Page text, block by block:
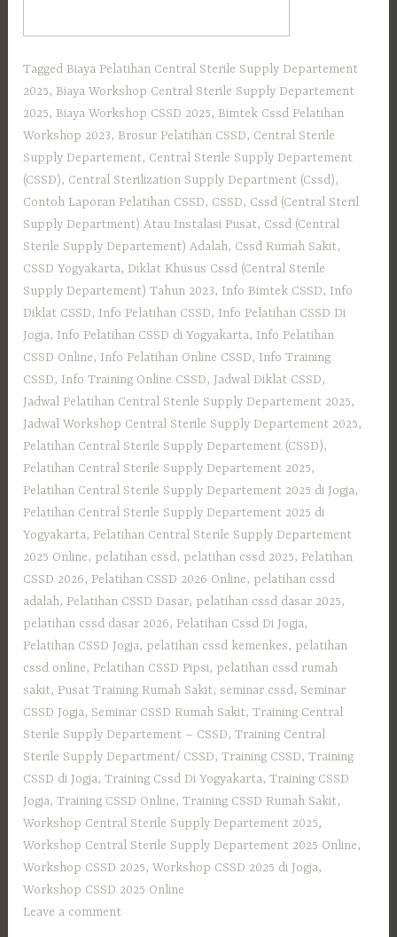
Tagged Biaya Pelatihan Central Sterile Supply Departement
2025, Biaya Workshop Central Sterile Supply Departement
2025, Biaya Workshop CSSD 2025, Bimtek Cssd Pelatihan
Workshop 2023, Brosur Pelatihan CSSD, Central Sterile
Supply Departement, Central Sterile Supply Departement
(CSSD), Central Sterilization Supply Department (Cssd),
Contoh Laporan Pelatihan CSSD, CSSD, Cssd (Central Steril
Supply Department) Atau Instalasi Pusat, Cssd (Central
Sterile Supply Departement) Adalah, Cssd Rumah Sakit,
CSSD Yogyakarta,Diklat Khusus Cssd (Central Sterile
Supply Departement) Tahun 2023, Info Bimtek CSSD, Info
Diklat CSSD, Info Pelatihan CSSD, Info Pelatihan CSSD Di
Jogja, Info Pelatihan CSSD di Yogyakarta, Info Pelatihan
CSSD Online, Info Pelatihan Online CSSD, Info Training
CSSD, Info Training Online CSSD, Jadwal Diklat CSSD,
Jadwal Pelatihan Central Sterile Supply Departement 2025,
Jadwal Workshop Central Sterile Supply Departement 2025,
Pelatihan Central Sterile Supply Departement (CSSD),
Pelatihan Central Sterile Supply Departement 2025,
Pelatihan Central Sterile Supply Departement 2025 di Jogja,
Pelatihan Central Sterile Supply Departement 2025 di
Yogyakarta, Pelatihan Central Sterile Supply Departement
2025 Online, pelatihan cssd, pelatihan cssd 2025, Pelatihan
CSSD 2026, Pelatihan CSSD 2026 Online, pelatihan cssd
adalah, Pelatihan CSSD Dasar, pelatihan cssd dasar 2025,
pelatihan cssd dasar 2026, Pelatihan Cssd Di Jogja,
Pelatihan CSSD Jogja, pelatihan cssd kemenkes, pelatihan
cssd online, Pelatihan CSSD Pipsi, pelatihan cssd rumah
sakit, Pusat Training Rumah Sakit,seminar cssd, Seminar
CSSD Jogja, Seminar CSSD Rumah Sakit,Training Central
Sterile Supply Departement – CSSD,Training Central
Sterile Supply Department/ CSSD,Training CSSD,Training
CSSD di Jogja,Training Cssd Di Yogyakarta,Training CSSD
Jogja,Training CSSD Online,Training CSSD Rumah Sakit,
Workshop Central Sterile Supply Departement 2025,
Workshop Central Sterile Supply Departement 2025 Online,
Workshop CSSD 2025,Workshop CSSD 2025 di Jogja,
Workshop CSSD 2025 Online
Leave a comment